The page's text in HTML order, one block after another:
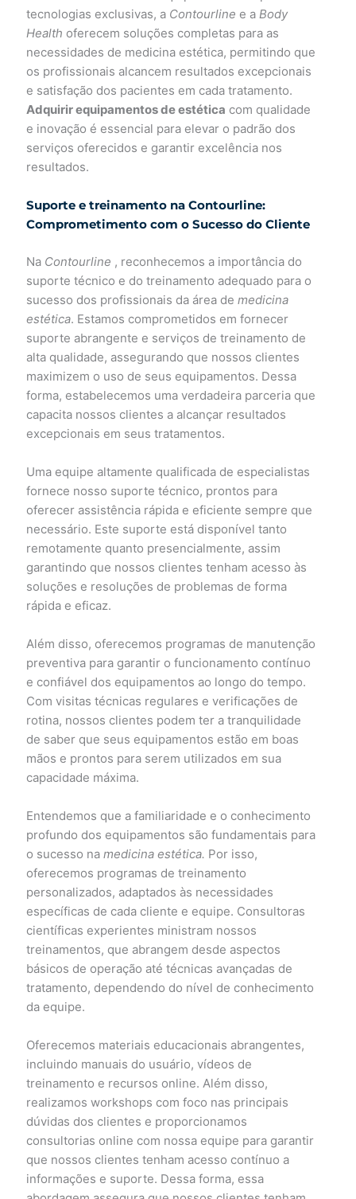
tecnologias exclusivas, a Contourline e aBody
Health oferecem soluções completas para as
necessidades de medicina estética, permitindo que
os profissionais alcancem resultados excepcionais
e satisfação dos pacientes em cada tratamento.
Adquirir equipamentos de estética com qualidade
e inovação é essencial para elevar o padrão dos
serviços oferecidos e garantir excelência nos
resultados.
Suporte e treinamento na Contourline:
Comprometimento com o Sucesso do Cliente
Na Contourline , reconhecemos a importância do
suporte técnico e do treinamento adequado para o
sucesso dos profissionais da área demedicina
estética. Estamos comprometidos em fornecer
suporte abrangente e serviços de treinamento de
alta qualidade, assegurando que nossos clientes
maximizem o uso de seus equipamentos. Dessa
forma, estabelecemos uma verdadeira parceria que
capacita nossos clientes a alcançar resultados
excepcionais em seus tratamentos.
Uma equipe altamente qualificada de especialistas
fornece nosso suporte técnico, prontos para
oferecer assistência rápida e eficiente sempre que
necessário. Este suporte está disponível tanto
remotamente quanto presencialmente, assim
garantindo que nossos clientes tenham acesso às
soluções e resoluções de problemas de forma
rápida e eficaz.
Além disso, oferecemos programas de manutenção
preventiva para garantir o funcionamento contínuo
e confiável dos equipamentos ao longo do tempo.
Com visitas técnicas regulares e verificações de
rotina, nossos clientes podem ter a tranquilidade
de saber que seus equipamentos estão em boas
mãos e prontos para serem utilizados em sua
capacidade máxima.
Entendemos que a familiaridade e o conhecimento
profundo dos equipamentos são fundamentais para
o sucesso namedicina estética. Por isso,
oferecemos programas de treinamento
personalizados, adaptados às necessidades
específicas de cada cliente e equipe. Consultoras
científicas experientes ministram nossos
treinamentos, que abrangem desde aspectos
básicos de operação até técnicas avançadas de
tratamento, dependendo do nível de conhecimento
da equipe.
Oferecemos materiais educacionais abrangentes,
incluindo manuais do usuário, vídeos de
treinamento e recursos online. Além disso,
realizamos workshops com foco nas principais
dúvidas dos clientes e proporcionamos
consultorias online com nossa equipe para garantir
que nossos clientes tenham acesso contínuo a
informações e suporte. Dessa forma, essa